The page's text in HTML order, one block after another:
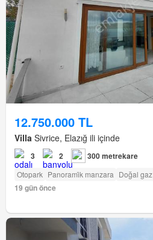
12.750.000 TL
Villa Sivrice, Elazığ ili içinde
3 2 300 metrekare
Otopark Panorami̇k manzara Doğal gaz
19 gün önce